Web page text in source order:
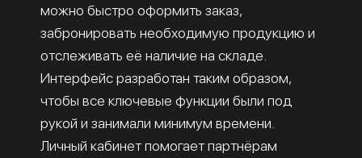
можно быстро оформить заказ,
забронировать необходимую продукцию и
отслеживать её наличие на складе.
Интерфейс разработан таким образом,
чтобы все ключевые функции были под
рукой и занимали минимум времени.
Личный кабинет помогает партнёрам